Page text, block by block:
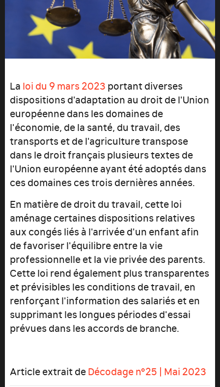
La loi du 9 mars 2023 portant diverses
dispositions d'adaptation au droit de l'Union
européenne dans les domaines de
l'économie, de la santé, du travail, des
transports et de l'agriculture transpose
dans le droit français plusieurs textes de
l'Union européenne ayant été adoptés dans
ces domaines ces trois dernières années.
En matière de droit du travail, cette loi
aménage certaines dispositions relatives
aux congés liés à l'arrivée d'un enfant afin
de favoriser l'équilibre entre la vie
professionnelle et la vie privée des parents.
Cette loi rend également plus transparentes
et prévisibles les conditions de travail, en
renforçant l'information des salariés et en
supprimant les longues périodes d'essai
prévues dans les accords de branche.
Article extrait deDécodage n°25 | Mai 2023